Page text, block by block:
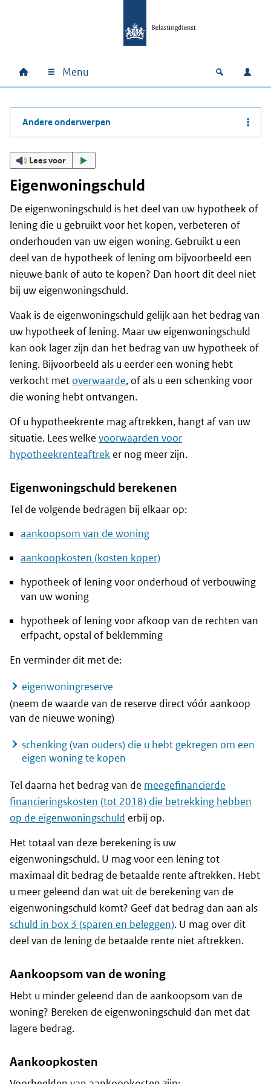
Hoofdnavigatie
Home Menu Open
Andere onderwerpen
Lees voor
Eigenwoningschuld
De eigenwoningschuld is het deel van uw hypotheek of
lening die u gebruikt voor het kopen, verbeteren of
onderhouden van uw eigen woning. Gebruikt u een
deel van de hypotheek of lening om bijvoorbeeld een
nieuwe bank of auto te kopen? Dan hoort dit deel niet
bij uw eigenwoningschuld.
Vaak is de eigenwoningschuld gelijk aan het bedrag van
uw hypotheek of lening. Maar uw eigenwoningschuld
kan ook lager zijn dan het bedrag van uw hypotheek of
lening. Bijvoorbeeld als u eerder een woning hebt
verkocht met overwaarde, of als u een schenking voor
die woning hebt ontvangen.
Of u hypotheekrente mag aftrekken, hangt af van uw
situatie. Lees welke voorwaarden voor
hypotheekrenteaftrek er nog meer zijn.
Eigenwoningschuld berekenen
Tel de volgende bedragen bij elkaar op:
aankoopsom van de woning
aankoopkosten (kosten koper)
hypotheek of lening voor onderhoud of verbouwing
van uw woning
hypotheek of lening voor afkoop van de rechten van
erfpacht, opstal of beklemming
En verminder dit met de:
eigenwoningreserve
(neem de waarde van de reserve direct vóór aankoop
van de nieuwe woning)
schenking (van ouders) die u hebt gekregen om een
eigen woning te kopen
Tel daarna het bedrag van de meegefinancierde
financieringskosten (tot 2018) die betrekking hebben
op de eigenwoningschuld erbij op.
Het totaal van deze berekening is uw
eigenwoningschuld. U mag voor een lening tot
maximaal dit bedrag de betaalde rente aftrekken. Hebt
u meer geleend dan wat uit de berekening van de
eigenwoningschuld komt? Geef dat bedrag dan aan als
schuld in box 3 (sparen en beleggen). U mag over dit
deel van de lening de betaalde rente niet aftrekken.
Aankoopsom van de woning
Hebt u minder geleend dan de aankoopsom van de
woning? Bereken de eigenwoningschuld dan met dat
lagere bedrag.
Aankoopkosten